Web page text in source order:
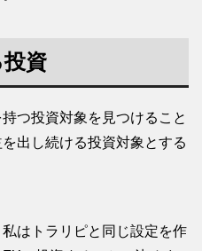
資
つ投資対象を見つけること
出し続ける投資対象とする
はトラリピと同じ設定を作